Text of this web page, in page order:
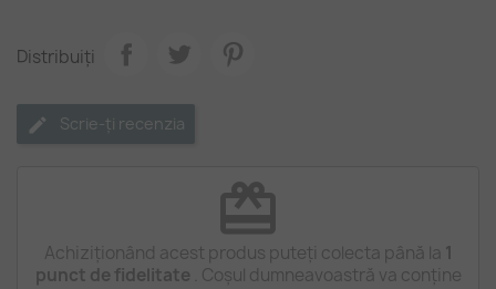
Distribuiți
Scrie-ți recenzia
redeem
Achiziționând acest produs puteți colecta până la 1
punct de fidelitate . Coșul dumneavoastră va conține